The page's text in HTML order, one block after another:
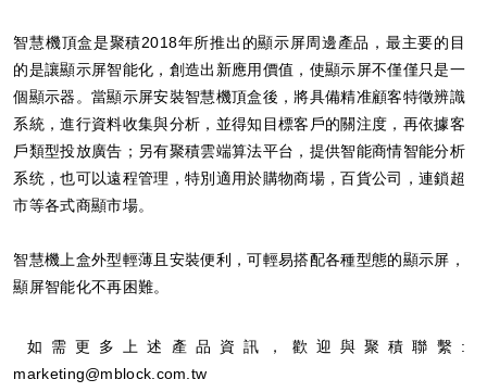
智慧機頂盒是聚積2018年所推出的顯示屏周邊產品，最主要的目
的是讓顯示屏智能化，創造出新應用價值，使顯示屏不僅僅只是一
個顯示器。當顯示屏安裝智慧機頂盒後，將具備精准顧客特徵辨識
系統，進行資料收集與分析，並得知目標客戶的關注度，再依據客
戶類型投放廣告；另有聚積雲端算法平台，提供智能商情智能分析
系统，也可以遠程管理，特別適用於購物商場，百貨公司，連鎖超
市等各式商顯市場。
智慧機上盒外型輕薄且安裝便利，可輕易搭配各種型態的顯示屏，
顯屏智能化不再困難。
如需更多上述產品資訊，歡迎與聚積聯繫:
marketing@mblock.com.tw